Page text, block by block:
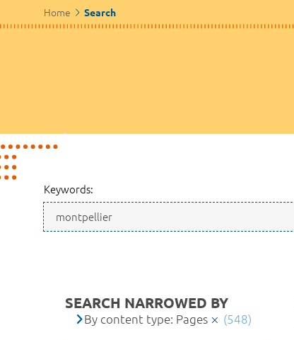
Home Search
Keywords:
SEARCH NARROWED BY
By content type: Pages (548)